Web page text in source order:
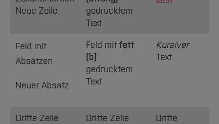
Neue Zeile
gedrucktem
Text
Feld mit
Absätzen
Neuer Absatz
Feld mit fett
(b)
gedrucktem
Text
Kursiver
Text
Dritte Zeile
Dritte Zeile
Dritte